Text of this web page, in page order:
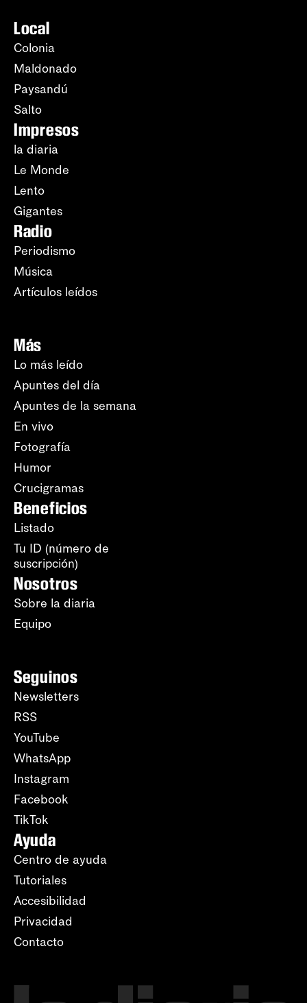
Local
Colonia
Maldonado
Paysandú
Salto
Impresos
la diaria
Le Monde
Lento
Gigantes
Radio
Periodismo
Música
Artículos leídos
Más
Lo más leído
Apuntes del día
Apuntes de la semana
En vivo
Fotografía
Humor
Crucigramas
Beneficios
Listado
Tu ID (número de
suscripción)
Nosotros
Sobre la diaria
Equipo
Seguinos
Newsletters
RSS
YouTube
WhatsApp
Instagram
Facebook
TikTok
Ayuda
Centro de ayuda
Tutoriales
Accesibilidad
Privacidad
Contacto